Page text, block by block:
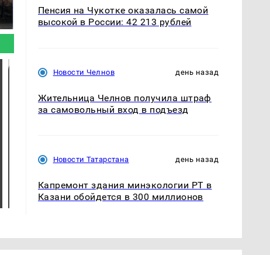
ажиотаж из-за этого
продукта: что купить?
машину напали и
подожгли.
Пенсия на Чукотке оказалась самой
высокой в России: 42 213 рублей
Новости Челнов день назад
Жительница Челнов получила штраф
за самовольный вход в подъезд
Новости Татарстана день назад
Капремонт здания минэкологии РТ в
Казани обойдется в 300 миллионов